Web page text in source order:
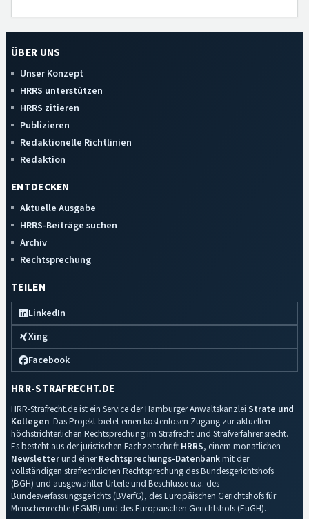
ÜBER UNS
Unser Konzept
HRRS unterstützen
HRRS zitieren
Publizieren
Redaktionelle Richtlinien
Redaktion
ENTDECKEN
Aktuelle Ausgabe
HRRS-Beiträge suchen
Archiv
Rechtsprechung
TEILEN
LinkedIn
Xing
Facebook
HRR-STRAFRECHT.DE
HRR-Strafrecht.de ist ein Service der Hamburger Anwaltskanzlei Strate und
Kollegen. Das Projekt bietet einen kostenlosen Zugang zur aktuellen
höchstrichterlichen Rechtsprechung im Strafrecht und Strafverfahrensrecht.
Es besteht aus der juristischen Fachzeitschrift HRRS, einem monatlichen
Newsletterund einerRechtsprechungs-Datenbankmit der
vollständigen strafrechtlichen Rechtsprechung des Bundesgerichtshofs
(BGH) und ausgewählter Urteile und Beschlüsse u.a. des
Bundesverfassungsgerichts (BVerfG), des Europäischen Gerichtshofs für
Menschenrechte (EGMR) und des Europäischen Gerichtshofs (EuGH).